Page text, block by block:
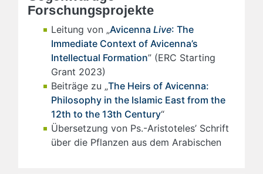
Forschungsprojekte
Leitung von „Avicenna Live: The
Immediate Context of Avicenna’s
Intellectual Formation” (ERC Starting
Grant 2023)
Beiträge zu „The Heirs of Avicenna:
Philosophy in the Islamic East from the
12th to the 13th Century“
Übersetzung von Ps.-Aristoteles’ Schrift
über die Pflanzen aus dem Arabischen